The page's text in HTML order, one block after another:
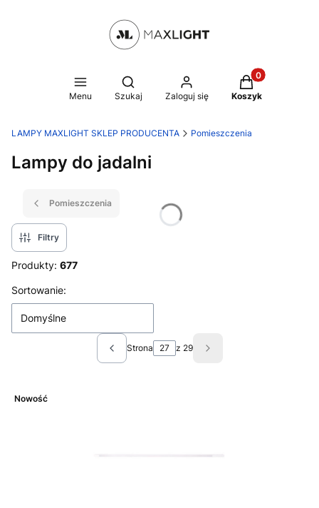
Menu
Otwórz wyszukiwarkę
Szukaj Zaloguj się
Produkty w
Koszyk
LAMPY MAXLIGHT SKLEP PRODUCENTA Pomieszczenia
Lampy do jadalni
Pomieszczenia
Filtry
Produkty: 677
Lista produktów
Sortowanie:
Domyślne
Poprzednie produkty
Strona z 29 Następne produkty
Nowość